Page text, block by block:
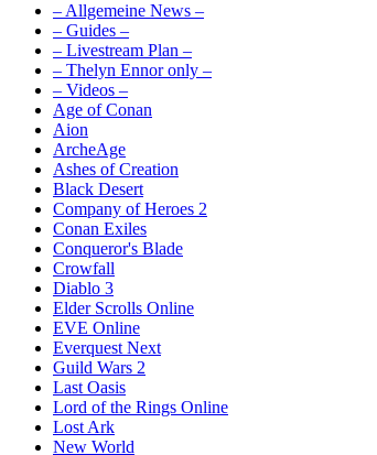
– Allgemeine News –
– Guides –
– Livestream Plan –
– Thelyn Ennor only –
– Videos –
Age of Conan
Aion
ArcheAge
Ashes of Creation
Black Desert
Company of Heroes 2
Conan Exiles
Conqueror's Blade
Crowfall
Diablo 3
Elder Scrolls Online
EVE Online
Everquest Next
Guild Wars 2
Last Oasis
Lord of the Rings Online
Lost Ark
New World